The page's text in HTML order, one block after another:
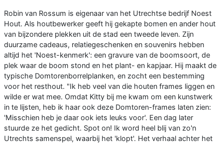
Robin van Rossum is eigenaar van het Utrechtse bedrijf Noest
Hout. Als houtbewerker geeft hij gekapte bomen en ander hout
van bijzondere plekken uit de stad een tweede leven. Zijn
duurzame cadeaus, relatiegeschenken en souvenirs hebben
altijd het 'Noest-kenmerk': een gravure van de boomsoort, de
plek waar de boom stond en het plant- en kapjaar. Hij maakt de
typische Domtorenborrelplanken, en zocht een bestemming
voor het resthout. "Ik heb veel van die houten frames liggen en
wilde er wat mee. Omdat Kitty bij me kwam om een kunstwerk
in te lijsten, heb ik haar ook deze Domtoren-frames laten zien:
'Misschien heb je daar ook iets leuks voor'. Een dag later
stuurde ze het gedicht. Spot on! Ik word heel blij van zo'n
Utrechts samenspel, waarbij het 'klopt'. Het verhaal achter het